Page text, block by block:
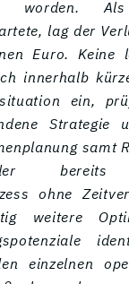
worden.
lag der
Euro. Keine
innerhalb
ein,
Strategie
samt
bereits
ohne
weitere
einzelnen